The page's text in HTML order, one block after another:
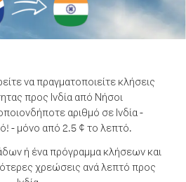
να πραγματοποιείτε κλήσεις
προς Ινδία από Νήσοι
αριθμό σε Ινδία -
- μόνο από 2.5 ¢ το λεπτό.
ή ένα πρόγραμμα κλήσεων και
χρεώσεις ανά λεπτό προς